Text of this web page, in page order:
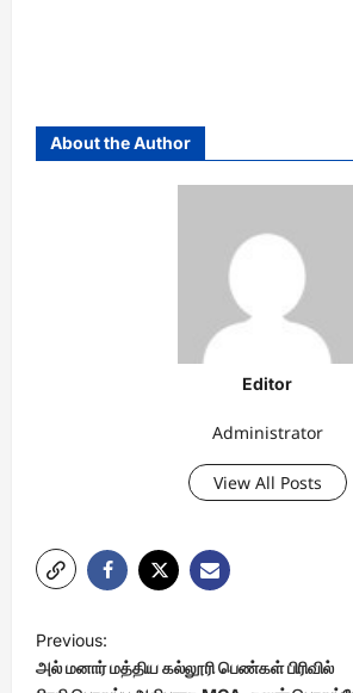
About the Author
Editor
Administrator
View All Posts
o
Previous:
அல் மனார் மத்திய கல்லூரி பெண்கள் பிரிவில்